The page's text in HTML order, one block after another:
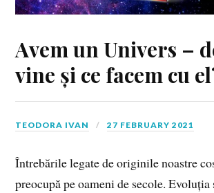
Avem un Univers –
vine și ce facem cu
TEODORA IVAN 27 FEBRUARY 2021
Întrebările legate de originile noastre
preocupă pe oameni de secole.